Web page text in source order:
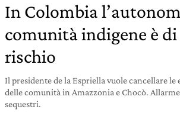
In Colombia
comunità indigene è
rischio
Il presidente de la Espriella vuole cancellare
delle comunità in Amazzonia e Chocò.
sequestri.